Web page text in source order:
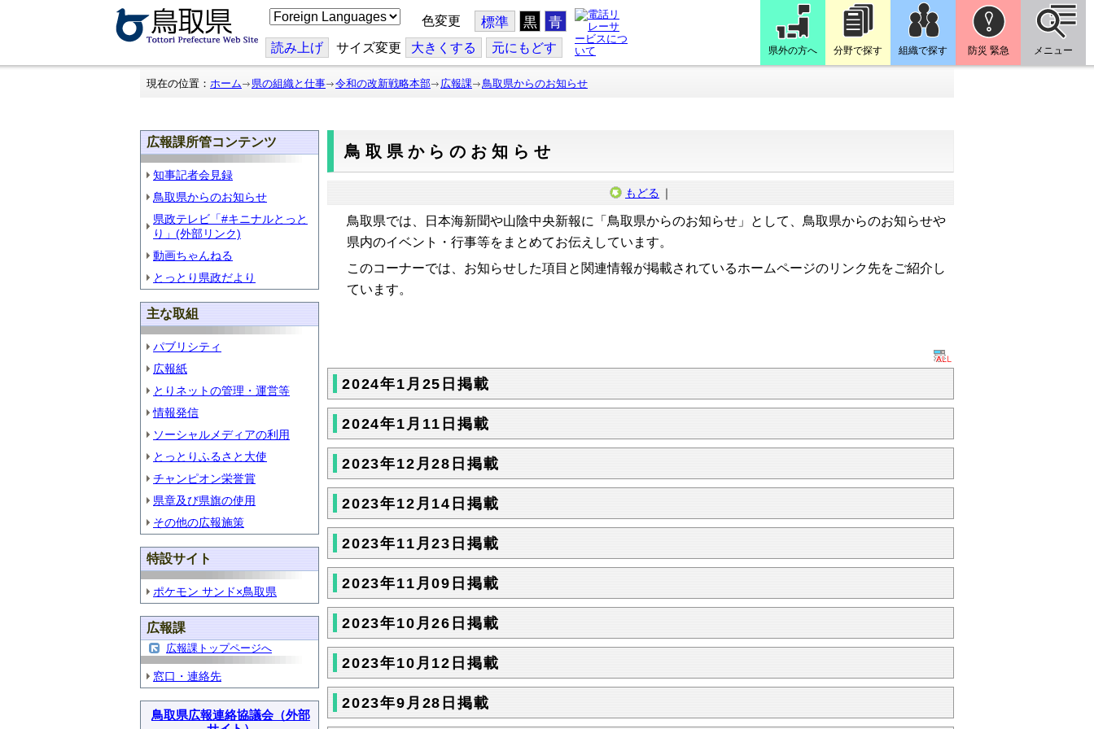
こ
の
ジ
を
翻
色変更 標準 黒 青
読み上げ サイズ変更 大きくする 元にもどす 県外の方へ 分野で探す 組織で探す 防災 緊急 メニュー
現在の位置： ホーム 県の組織と仕事 令和の改新戦略本部 広報課 鳥取県からのお知らせ
広報課所管コンテンツ
知事記者会見録
鳥取県からのお知らせ
県政テレビ「#キニナルとっと
り」(外部リンク)
動画ちゃんねる
とっとり県政だより
主な取組
パブリシティ
広報紙
とりネットの管理・運営等
情報発信
ソーシャルメディアの利用
とっとりふるさと大使
チャンピオン栄誉賞
県章及び県旗の使用
その他の広報施策
特設サイト
ポケモン サンド×鳥取県
広報課
広報課トップページへ
窓口・連絡先
鳥取県広報連絡協議会（外部
鳥取県からのお知らせ
もどる ｜
鳥取県では、日本海新聞や山陰中央新報に「鳥取県からのお知らせ」として、鳥取県からのお知らせや
県内のイベント・行事等をまとめてお伝えしています。
このコーナーでは、お知らせした項目と関連情報が掲載されているホームページのリンク先をご紹介し
ています。
2024年1月25日掲載
2024年1月11日掲載
2023年12月28日掲載
2023年12月14日掲載
2023年11月23日掲載
2023年11月09日掲載
2023年10月26日掲載
2023年10月12日掲載
2023年9月28日掲載